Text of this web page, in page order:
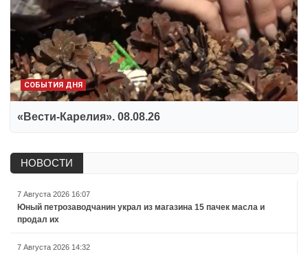
СОБЫТИЯ ДНЯ
«Вести-Карелия». 08.08.26
НОВОСТИ
7 Августа 2026 16:07
Юный петрозаводчанин украл из магазина 15 пачек масла и
продал их
7 Августа 2026 14:32